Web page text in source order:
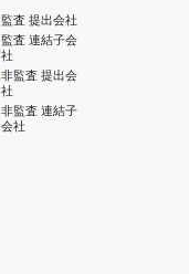
監査 提出会社
監査 連結子会
社
非監査 提出会
社
非監査 連結子
会社